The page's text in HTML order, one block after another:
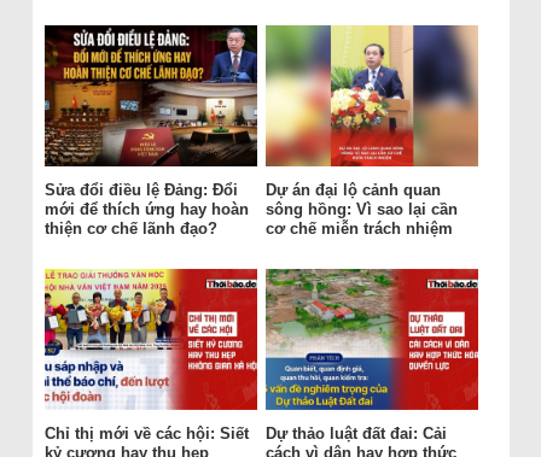
Sửa đổi điều lệ Đảng: Đổi
mới để thích ứng hay hoàn
thiện cơ chế lãnh đạo?
Dự án đại lộ cảnh quan
sông hồng: Vì sao lại cần
cơ chế miễn trách nhiệm
Chỉ thị mới về các hội: Siết
kỷ cương hay thu hẹp
Dự thảo luật đất đai: Cải
cách vì dân hay hợp thức